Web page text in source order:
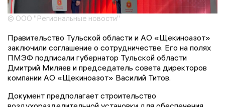
© ООО "Региональные новости"
Правительство Тульской области и АО «Щекиноазот»
заключили соглашение о сотрудничестве. Его на полях
ПМЭФ подписали губернатор Тульской области
Дмитрий Миляев и председатель совета директоров
компании АО «Щекиноазот» Василий Титов.
Документ предполагает строительство